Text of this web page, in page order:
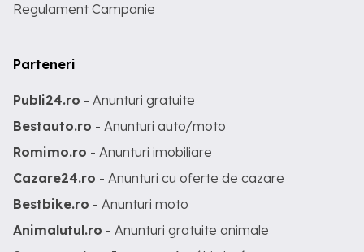
Regulament Campanie
Parteneri
Publi24.ro - Anunturi gratuite
Bestauto.ro - Anunturi auto/moto
Romimo.ro - Anunturi imobiliare
Cazare24.ro - Anunturi cu oferte de cazare
Bestbike.ro - Anunturi moto
Animalutul.ro - Anunturi gratuite animale